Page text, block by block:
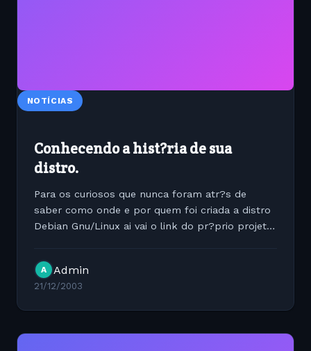
NOTÍCIAS
Conhecendo a hist?ria de sua
distro.
Para os curiosos que nunca foram atr?s de
saber como onde e por quem foi criada a distro
Debian Gnu/Linux ai vai o link do pr?prio projeto
history/ch-intro.pt.html#s1.1
A Admin
21/12/2003